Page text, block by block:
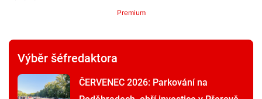
Premium
Výběr šéfredaktora
ČERVENEC 2026: Parkování na